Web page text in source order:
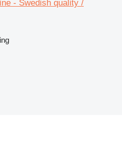
- Swedish quality /